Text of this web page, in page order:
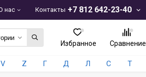
+7 812 642-23-40
нас Контакты
Избранное Сравнение
V Z Г Д Л С Т